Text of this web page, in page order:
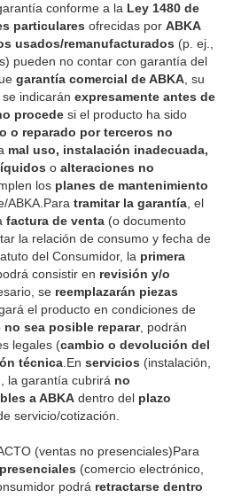
conforme a la Ley 1480 de
particulares ofrecidas porABKA
usados/remanufacturados (p. ej.,
pueden no contar con garantía del
garantía comercial de ABKA , su
se indicaránexpresamente antes de
procede si el producto ha sido
o reparado por terceros no
mal uso, instalación inadecuada,
oalteraciones no
los planes de mantenimiento
ABKA.Paratramitar la garantía , el
factura de venta (o documento
la relación de consumo y fecha de
del Consumidor, la primera
consistir en revisión y/o
se reemplazarán piezas
el producto en condiciones de
no sea posible reparar, podrán
legales (cambio o devolución del
técnica .Enservicios (instalación,
la garantía cubrirá no
a ABKA dentro del plazo
servicio/cotización.
(ventas no presenciales)Para
(comercio electrónico,
podrá retractarse dentro